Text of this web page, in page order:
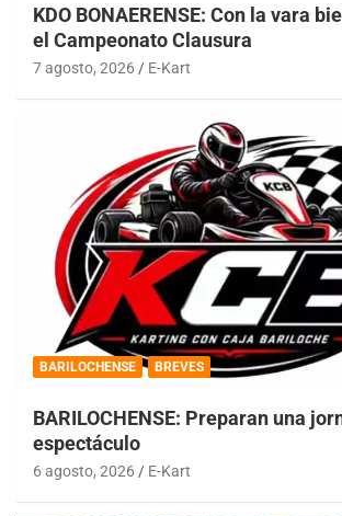
KDO BONAERENSE: Con la vara
el Campeonato Clausura
7 agosto, 2026 E-Kart
BARILOCHENSE BREVES
BARILOCHENSE: Preparan una
espectáculo
6 agosto, 2026 E-Kart